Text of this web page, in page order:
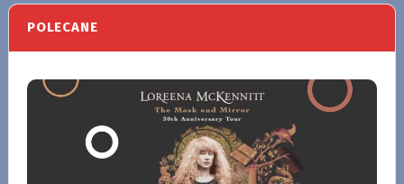
POLECANE